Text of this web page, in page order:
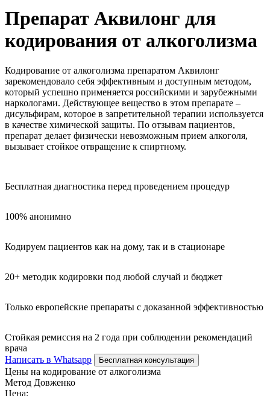
Препарат Аквилонг для
кодирования от алкоголизма
Кодирование от алкоголизма препаратом Аквилонг
зарекомендовало себя эффективным и доступным методом,
который успешно применяется российскими и зарубежными
наркологами. Действующее вещество в этом препарате –
дисульфирам, которое в запретительной терапии используется
в качестве химической защиты. По отзывам пациентов,
препарат делает физически невозможным прием алкоголя,
вызывает стойкое отвращение к спиртному.
Бесплатная диагностика перед проведением процедур
100% анонимно
Кодируем пациентов как на дому, так и в стационаре
20+ методик кодировки под любой случай и бюджет
Только европейские препараты с доказанной эффективностью
Стойкая ремиссия на 2 года при соблюдении рекомендаций
врача
Написать в Whatsapp
Бесплатная консультация
Цены на кодирование от алкоголизма
Метод Довженко
Цена: